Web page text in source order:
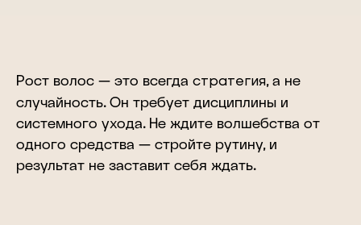
Рост волос — это всегда стратегия, а не
случайность. Он требует дисциплины и
системного ухода. Не ждите волшебства от
одного средства — стройте рутину, и
результат не заставит себя ждать.